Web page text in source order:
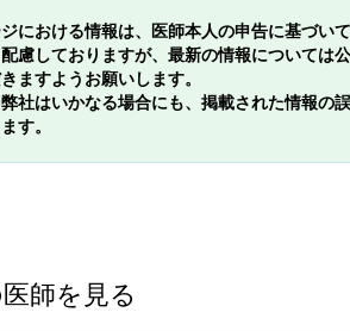
における情報は、医師本人の申告に基づい
慮しておりますが、最新の情報については
ますようお願いします。
社はいかなる場合にも、掲載された情報の
す。
師を見る